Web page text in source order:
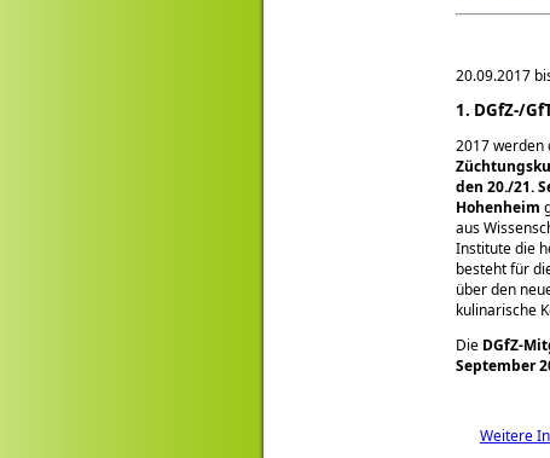
20.09.2017
1. DGfZ-/
2017 werden
den 20./21.
Hohenheim
aus
Institute die
besteht für
über den
kulinarische
Die DGfZ-
September
Weitere